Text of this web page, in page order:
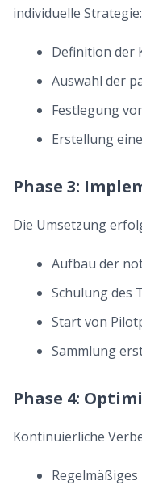
individuelle Strategie:
Definition der
Auswahl der
Festlegung
Erstellung
Phase 3:
Die Umsetzung
Aufbau der
Schulung des
Start von
Sammlung
Phase 4:
Kontinuierliche